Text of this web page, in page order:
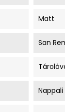
Matt
San